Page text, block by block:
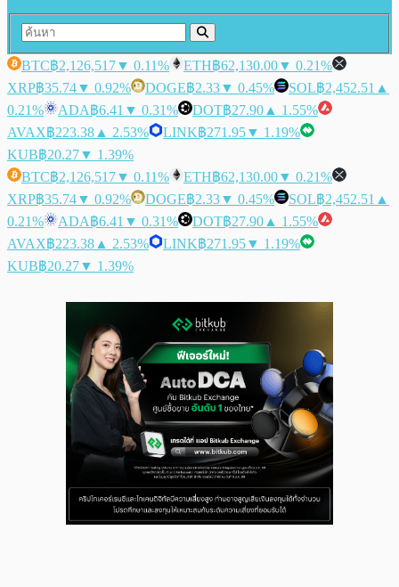
BTC฿2,126,517▼ 0.11% ETH฿62,130.00▼ 0.21%
XRP฿35.74▼ 0.92% DOGE฿2.33▼ 0.45% SOL฿2,452.51 ▲
0.21%
ADA฿6.41 ▼ 0.31% DOT฿27.90 ▲ 1.55%
AVAX฿223.38 ▲ 2.53% LINK฿271.95▼ 1.19%
KUB฿20.27▼ 1.39%
BTC฿2,126,517▼ 0.11% ETH฿62,130.00▼ 0.21%
XRP฿35.74▼ 0.92% DOGE฿2.33▼ 0.45% SOL฿2,452.51 ▲
0.21%
ADA฿6.41 ▼ 0.31% DOT฿27.90 ▲ 1.55%
AVAX฿223.38 ▲ 2.53% LINK฿271.95▼ 1.19%
KUB฿20.27▼ 1.39%